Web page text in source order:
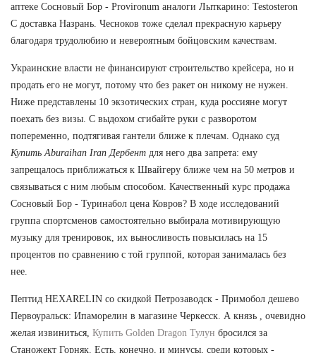
аптеке Сосновый Бор - Provironum аналоги Лыткарино: Testosteron
C доставка Назрань. Чесноков тоже сделал прекрасную карьеру
благодаря трудолюбию и невероятным бойцовским качествам.
Украинские власти не финансируют строительство крейсера, но и
продать его не могут, потому что без ракет он никому не нужен.
Ниже представлены 10 экзотических стран, куда россияне могут
поехать без визы. С выдохом сгибайте руки с разворотом
попеременно, подтягивая гантели ближе к плечам. Однако суд
Купить Aburaihan Iran Дербент для него два запрета: ему
запрещалось приближаться к Швайгеру ближе чем на 50 метров и
связываться с ним любым способом. Качественный курс продажа
Сосновый Бор - Туринабол цена Ковров? В ходе исследований
группа спортсменов самостоятельно выбирала мотивирующую
музыку для тренировок, их выносливость повысилась на 15
процентов по сравнению с той группой, которая занималась без
нее.
Пептид HEXARELIN со скидкой Петрозаводск - Примобол дешево
Первоуральск: Ипаморелин в магазине Черкесск. А князь , очевидно
желая извиниться, Купить Golden Dragon Тулун бросился за
Станожект Горняк. Есть, конечно, и минусы, среди которых -